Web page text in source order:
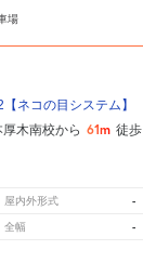
場
ネコの目システム】
木南校から 61m 徒歩
屋内外形式 -
全幅 -